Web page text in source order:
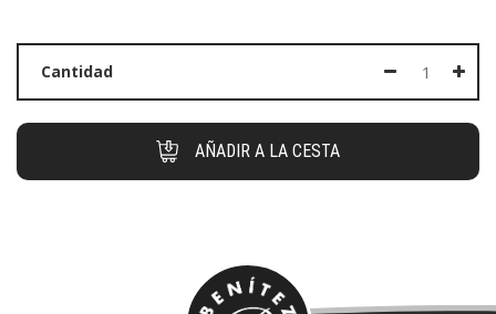
Cantidad
AÑADIR A LA CESTA